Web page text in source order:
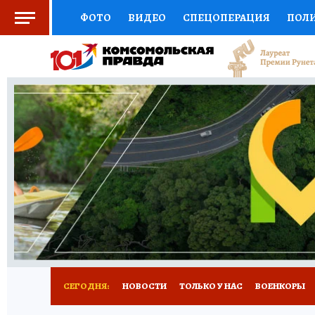
ФОТО ВИДЕО СПЕЦОПЕРАЦИЯ
СОЦПОДДЕРЖКА НАУКА СПОРТ
ВЫБОР ЭКСПЕРТОВ ДОКТОР
КНИЖНАЯ ПОЛКА ПРОГНОЗЫ НА СПОРТ
ПРЕСС-ЦЕНТР НЕДВИЖИМОСТЬ
РАДИО КП РЕКЛАМА ТЕСТЫ НОВОЕ
СЕГОДНЯ: НОВОСТИ ТОЛЬКО У НАС ВОЕНКОРЫ